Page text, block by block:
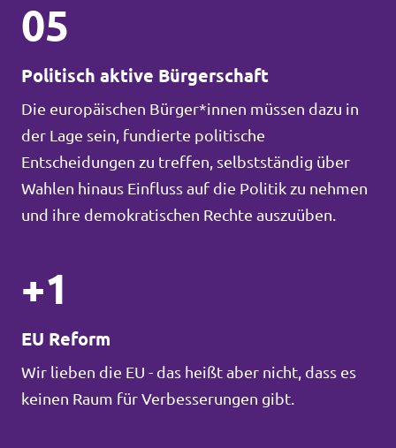
05
Politisch aktive Bürgerschaft
Die europäischen Bürger*innen müssen dazu in
der Lage sein, fundierte politische
Entscheidungen zu treffen, selbstständig über
Wahlen hinaus Einfluss auf die Politik zu nehmen
und ihre demokratischen Rechte auszuüben.
+1
EU Reform
Wir lieben die EU - das heißt aber nicht, dass es
keinen Raum für Verbesserungen gibt.